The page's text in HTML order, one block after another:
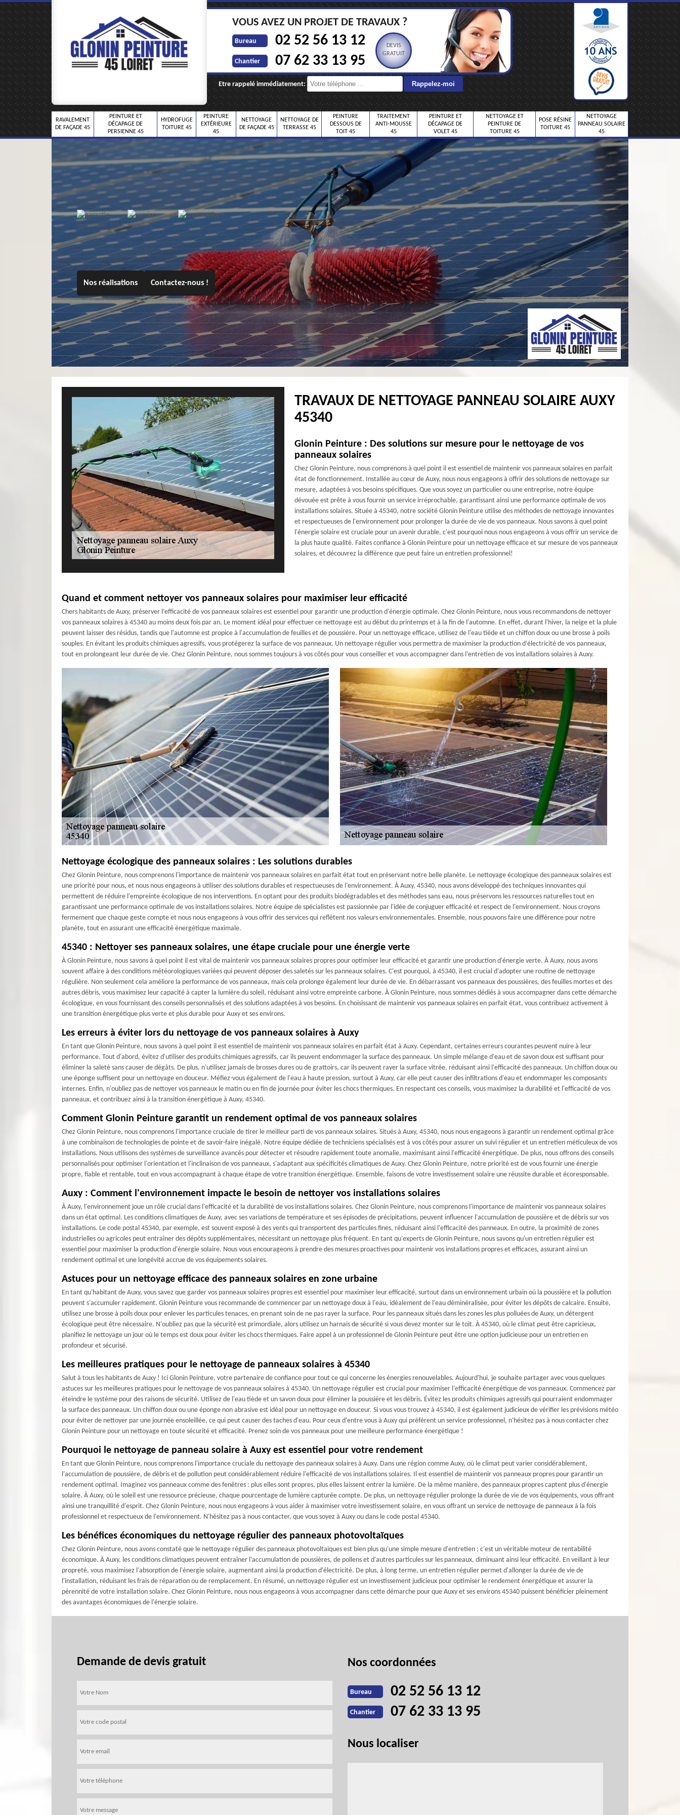
VOUS AVEZ UN PROJET DE TRAVAUX ?
Bureau 02 52 56 13 12
Chantier 07 62 33 13 95
DEVIS
GRATUIT
Etre rappelé immédiatement:
RAVALEMENT
DE FAÇADE 45
PEINTURE ET
DÉCAPAGE DE
PERSIENNE 45
HYDROFUGE
TOITURE 45
PEINTURE
EXTÉRIEURE
45
NETTOYAGE
DE FAÇADE 45
NETTOYAGE DE
TERRASSE 45
PEINTURE
DESSOUS DE
TOIT 45
TRAITEMENT
ANTI-MOUSSE
45
PEINTURE ET
DÉCAPAGE DE
VOLET 45
NETTOYAGE ET
PEINTURE DE
TOITURE 45
POSE RÉSINE
TOITURE 45
NETTOYAGE
PANNEAU SOLAIRE
45
Nos réalisations Contactez-nous !
TRAVAUX DE NETTOYAGE PANNEAU SOLAIRE AUXY
45340
Glonin Peinture : Des solutions sur mesure pour le nettoyage de vos
panneaux solaires
Chez Glonin Peinture, nous comprenons à quel point il est essentiel de maintenir vos panneaux solaires en parfait
état de fonctionnement. Installée au cœur de Auxy, nous nous engageons à offrir des solutions de nettoyage sur
mesure, adaptées à vos besoins spécifiques. Que vous soyez un particulier ou une entreprise, notre équipe
dévouée est prête à vous fournir un service irréprochable, garantissant ainsi une performance optimale de vos
installations solaires. Située à 45340, notre société Glonin Peinture utilise des méthodes de nettoyage innovantes
et respectueuses de l'environnement pour prolonger la durée de vie de vos panneaux. Nous savons à quel point
l'énergie solaire est cruciale pour un avenir durable, c'est pourquoi nous nous engageons à vous offrir un service de
la plus haute qualité. Faites confiance à Glonin Peinture pour un nettoyage efficace et sur mesure de vos panneaux
solaires, et découvrez la différence que peut faire un entretien professionnel!
Quand et comment nettoyer vos panneaux solaires pour maximiser leur efficacité
Chers habitants de Auxy, préserver l’efficacité de vos panneaux solaires est essentiel pour garantir une production d'énergie optimale. Chez Glonin Peinture, nous vous recommandons de nettoyer
vos panneaux solaires à 45340 au moins deux fois par an. Le moment idéal pour effectuer ce nettoyage est au début du printemps et à la fin de l'automne. En effet, durant l'hiver, la neige et la pluie
peuvent laisser des résidus, tandis que l'automne est propice à l'accumulation de feuilles et de poussière. Pour un nettoyage efficace, utilisez de l'eau tiède et un chiffon doux ou une brosse à poils
souples. En évitant les produits chimiques agressifs, vous protégerez la surface de vos panneaux. Un nettoyage régulier vous permettra de maximiser la production d’électricité de vos panneaux,
tout en prolongeant leur durée de vie. Chez Glonin Peinture, nous sommes toujours à vos côtés pour vous conseiller et vous accompagner dans l’entretien de vos installations solaires à Auxy.
Nettoyage écologique des panneaux solaires : Les solutions durables
Chez Glonin Peinture, nous comprenons l'importance de maintenir vos panneaux solaires en parfait état tout en préservant notre belle planète. Le nettoyage écologique des panneaux solaires est
une priorité pour nous, et nous nous engageons à utiliser des solutions durables et respectueuses de l'environnement. À Auxy, 45340, nous avons développé des techniques innovantes qui
permettent de réduire l'empreinte écologique de nos interventions. En optant pour des produits biodégradables et des méthodes sans eau, nous préservons les ressources naturelles tout en
garantissant une performance optimale de vos installations solaires. Notre équipe de spécialistes est passionnée par l'idée de conjuguer efficacité et respect de l'environnement. Nous croyons
fermement que chaque geste compte et nous nous engageons à vous offrir des services qui reflètent nos valeurs environnementales. Ensemble, nous pouvons faire une différence pour notre
planète, tout en assurant une efficacité énergétique maximale.
45340 : Nettoyer ses panneaux solaires, une étape cruciale pour une énergie verte
À Glonin Peinture, nous savons à quel point il est vital de maintenir vos panneaux solaires propres pour optimiser leur efficacité et garantir une production d'énergie verte. À Auxy, nous avons
souvent affaire à des conditions météorologiques variées qui peuvent déposer des saletés sur les panneaux solaires. C'est pourquoi, à 45340, il est crucial d'adopter une routine de nettoyage
régulière. Non seulement cela améliore la performance de vos panneaux, mais cela prolonge également leur durée de vie. En débarrassant vos panneaux des poussières, des feuilles mortes et des
autres débris, vous maximisez leur capacité à capter la lumière du soleil, réduisant ainsi votre empreinte carbone. À Glonin Peinture, nous sommes dédiés à vous accompagner dans cette démarche
écologique, en vous fournissant des conseils personnalisés et des solutions adaptées à vos besoins. En choisissant de maintenir vos panneaux solaires en parfait état, vous contribuez activement à
une transition énergétique plus verte et plus durable pour Auxy et ses environs.
Les erreurs à éviter lors du nettoyage de vos panneaux solaires à Auxy
En tant que Glonin Peinture, nous savons à quel point il est essentiel de maintenir vos panneaux solaires en parfait état à Auxy. Cependant, certaines erreurs courantes peuvent nuire à leur
performance. Tout d'abord, évitez d'utiliser des produits chimiques agressifs, car ils peuvent endommager la surface des panneaux. Un simple mélange d'eau et de savon doux est suffisant pour
éliminer la saleté sans causer de dégâts. De plus, n'utilisez jamais de brosses dures ou de grattoirs, car ils peuvent rayer la surface vitrée, réduisant ainsi l'efficacité des panneaux. Un chiffon doux ou
une éponge suffisent pour un nettoyage en douceur. Méfiez-vous également de l'eau à haute pression, surtout à Auxy, car elle peut causer des infiltrations d'eau et endommager les composants
internes. Enfin, n'oubliez pas de nettoyer vos panneaux le matin ou en fin de journée pour éviter les chocs thermiques. En respectant ces conseils, vous maximisez la durabilité et l'efficacité de vos
panneaux, et contribuez ainsi à la transition énergétique à Auxy, 45340.
Comment Glonin Peinture garantit un rendement optimal de vos panneaux solaires
Chez Glonin Peinture, nous comprenons l'importance cruciale de tirer le meilleur parti de vos panneaux solaires. Situés à Auxy, 45340, nous nous engageons à garantir un rendement optimal grâce
à une combinaison de technologies de pointe et de savoir-faire inégalé. Notre équipe dédiée de techniciens spécialisés est à vos côtés pour assurer un suivi régulier et un entretien méticuleux de vos
installations. Nous utilisons des systèmes de surveillance avancés pour détecter et résoudre rapidement toute anomalie, maximisant ainsi l'efficacité énergétique. De plus, nous offrons des conseils
personnalisés pour optimiser l'orientation et l'inclinaison de vos panneaux, s'adaptant aux spécificités climatiques de Auxy. Chez Glonin Peinture, notre priorité est de vous fournir une énergie
propre, fiable et rentable, tout en vous accompagnant à chaque étape de votre transition énergétique. Ensemble, faisons de votre investissement solaire une réussite durable et écoresponsable.
Auxy : Comment l'environnement impacte le besoin de nettoyer vos installations solaires
À Auxy, l'environnement joue un rôle crucial dans l'efficacité et la durabilité de vos installations solaires. Chez Glonin Peinture, nous comprenons l'importance de maintenir vos panneaux solaires
dans un état optimal. Les conditions climatiques de Auxy, avec ses variations de température et ses épisodes de précipitations, peuvent influencer l'accumulation de poussière et de débris sur vos
installations. Le code postal 45340, par exemple, est souvent exposé à des vents qui transportent des particules fines, réduisant ainsi l'efficacité des panneaux. En outre, la proximité de zones
industrielles ou agricoles peut entraîner des dépôts supplémentaires, nécessitant un nettoyage plus fréquent. En tant qu'experts de Glonin Peinture, nous savons qu'un entretien régulier est
essentiel pour maximiser la production d'énergie solaire. Nous vous encourageons à prendre des mesures proactives pour maintenir vos installations propres et efficaces, assurant ainsi un
rendement optimal et une longévité accrue de vos équipements solaires.
Astuces pour un nettoyage efficace des panneaux solaires en zone urbaine
En tant qu'habitant de Auxy, vous savez que garder vos panneaux solaires propres est essentiel pour maximiser leur efficacité, surtout dans un environnement urbain où la poussière et la pollution
peuvent s'accumuler rapidement. Glonin Peinture vous recommande de commencer par un nettoyage doux à l'eau, idéalement de l'eau déminéralisée, pour éviter les dépôts de calcaire. Ensuite,
utilisez une brosse à poils doux pour enlever les particules tenaces, en prenant soin de ne pas rayer la surface. Pour les panneaux situés dans les zones les plus polluées de Auxy, un détergent
écologique peut être nécessaire. N'oubliez pas que la sécurité est primordiale, alors utilisez un harnais de sécurité si vous devez monter sur le toit. À 45340, où le climat peut être capricieux,
planifiez le nettoyage un jour où le temps est doux pour éviter les chocs thermiques. Faire appel à un professionnel de Glonin Peinture peut être une option judicieuse pour un entretien en
profondeur et sécurisé.
Les meilleures pratiques pour le nettoyage de panneaux solaires à 45340
Salut à tous les habitants de Auxy ! Ici Glonin Peinture, votre partenaire de confiance pour tout ce qui concerne les énergies renouvelables. Aujourd'hui, je souhaite partager avec vous quelques
astuces sur les meilleures pratiques pour le nettoyage de vos panneaux solaires à 45340. Un nettoyage régulier est crucial pour maximiser l'efficacité énergétique de vos panneaux. Commencez par
éteindre le système pour des raisons de sécurité. Utilisez de l'eau tiède et un savon doux pour éliminer la poussière et les débris. Évitez les produits chimiques agressifs qui pourraient endommager
la surface des panneaux. Un chiffon doux ou une éponge non abrasive est idéal pour un nettoyage en douceur. Si vous vous trouvez à 45340, il est également judicieux de vérifier les prévisions météo
pour éviter de nettoyer par une journée ensoleillée, ce qui peut causer des taches d'eau. Pour ceux d'entre vous à Auxy qui préfèrent un service professionnel, n'hésitez pas à nous contacter chez
Glonin Peinture pour un nettoyage en toute sécurité et efficacité. Prenez soin de vos panneaux pour une meilleure performance énergétique !
Pourquoi le nettoyage de panneau solaire à Auxy est essentiel pour votre rendement
En tant que Glonin Peinture, nous comprenons l'importance cruciale du nettoyage des panneaux solaires à Auxy. Dans une région comme Auxy, où le climat peut varier considérablement,
l'accumulation de poussière, de débris et de pollution peut considérablement réduire l'efficacité de vos installations solaires. Il est essentiel de maintenir vos panneaux propres pour garantir un
rendement optimal. Imaginez vos panneaux comme des fenêtres : plus elles sont propres, plus elles laissent entrer la lumière. De la même manière, des panneaux propres captent plus d'énergie
solaire. À Auxy, où le soleil est une ressource précieuse, chaque pourcentage de lumière capturée compte. De plus, un nettoyage régulier prolonge la durée de vie de vos équipements, vous offrant
ainsi une tranquillité d'esprit. Chez Glonin Peinture, nous nous engageons à vous aider à maximiser votre investissement solaire, en vous offrant un service de nettoyage de panneaux à la fois
professionnel et respectueux de l'environnement. N'hésitez pas à nous contacter, que vous soyez à Auxy ou dans le code postal 45340.
Les bénéfices économiques du nettoyage régulier des panneaux photovoltaïques
Chez Glonin Peinture, nous avons constaté que le nettoyage régulier des panneaux photovoltaïques est bien plus qu'une simple mesure d'entretien ; c'est un véritable moteur de rentabilité
économique. À Auxy, les conditions climatiques peuvent entraîner l'accumulation de poussières, de pollens et d'autres particules sur les panneaux, diminuant ainsi leur efficacité. En veillant à leur
propreté, vous maximisez l'absorption de l'énergie solaire, augmentant ainsi la production d'électricité. De plus, à long terme, un entretien régulier permet d'allonger la durée de vie de
l'installation, réduisant les frais de réparation ou de remplacement. En résumé, un nettoyage régulier est un investissement judicieux pour optimiser le rendement énergétique et assurer la
pérennité de votre installation solaire. Chez Glonin Peinture, nous nous engageons à vous accompagner dans cette démarche pour que Auxy et ses environs 45340 puissent bénéficier pleinement
des avantages économiques de l'énergie solaire.
Demande de devis gratuit Nos coordonnées
Bureau 02 52 56 13 12
Chantier 07 62 33 13 95
Nous localiser